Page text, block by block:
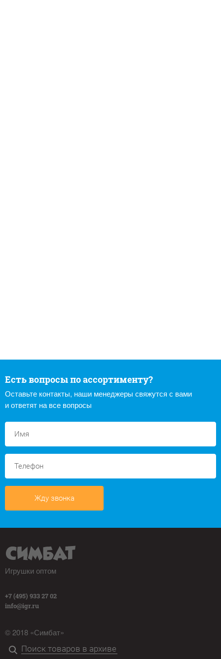
Есть вопросы по ассортименту?
Оставьте контакты, наши менеджеры свяжутся с вами
и ответят на все вопросы
Жду звонка
Игрушки оптом
+7 (495) 933 27 02
info@igr.ru
© 2018 «Симбат»